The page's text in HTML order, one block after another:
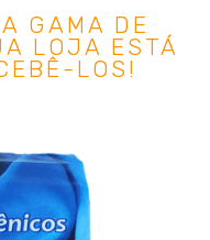
GAMA DE
LOJA ESTÁ
LOS!